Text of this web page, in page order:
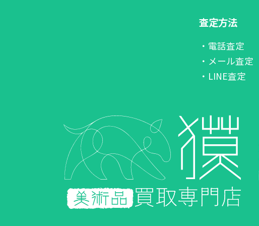
査定方法
・電話査定
・メール査定
・LINE査定